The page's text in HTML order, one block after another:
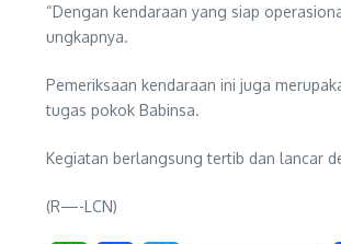
“Dengan kendaraan yang siap
ungkapnya.
Pemeriksaan kendaraan ini juga
tugas pokok Babinsa.
Kegiatan berlangsung tertib dan lancar
(R—-LCN)